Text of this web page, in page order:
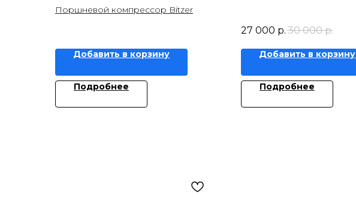
Поршневой компрессор Bitzer
Добавить в корзину
Подробнее
27 000 р. 30 000 р.
Добавить в корзину
Подробнее